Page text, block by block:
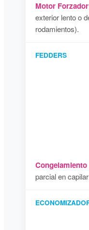
Motor
exterior lento o
rodamientos).
FEDDERS
parcial en